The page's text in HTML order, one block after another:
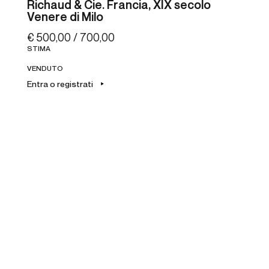
Richaud & Cie. Francia, XIX secolo
Venere di Milo
€ 500,00 / 700,00
STIMA
VENDUTO
Entra o registrati